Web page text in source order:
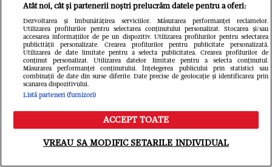
Din aceeași categorie
Meniu Caută
Atât noi, cât și partenerii noștri prelucrăm datele pentru a oferi:
Dezvoltarea și îmbunătățirea serviciilor. Măsurarea performanței reclamelor.
Utilizarea profilurilor pentru selectarea conținutului personalizat. Stocarea și/sau
accesarea informațiilor de pe un dispozitiv. Utilizarea profilurilor pentru selectarea
publicității personalizate. Crearea profilurilor pentru publicitate personalizată.
Utilizarea de date limitate pentru a selecta publicitatea. Crearea profilurilor de
conținut personalizat. Utilizarea datelor limitate pentru a selecta conținutul.
Măsurarea performanței conținutului. Înțelegerea publicului prin statistici sau
combinații de date din surse diferite. Date precise de geolocație și identificarea prin
scanarea dispozitivului.
Listă parteneri (furnizori)
ACCEPT TOATE
VREAU SA MODIFIC SETARILE INDIVIDUAL